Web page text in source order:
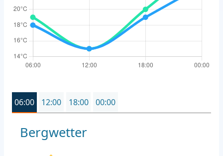
06:00 12:00 18:00 00:00
Bergwetter